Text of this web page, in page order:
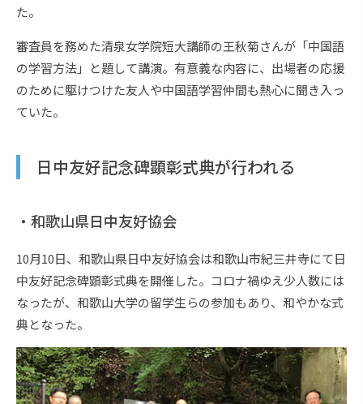
た。
審査員を務めた清泉女学院短大講師の王秋菊さんが「中国語
の学習方法」と題して講演。有意義な内容に、出場者の応援
のために駆けつけた友人や中国語学習仲間も熱心に聞き入っ
ていた。
日中友好記念碑顕彰式典が行われる
・和歌山県日中友好協会
10月10日、和歌山県日中友好協会は和歌山市紀三井寺にて日
中友好記念碑顕彰式典を開催した。コロナ禍ゆえ少人数には
なったが、和歌山大学の留学生らの参加もあり、和やかな式
典となった。